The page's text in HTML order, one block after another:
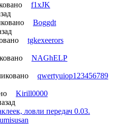
f1xJK
Boggdt
tgkexeerors
NAGhELP
qwertyuiop123456789
Kirill0000
ловли передач 0.03.